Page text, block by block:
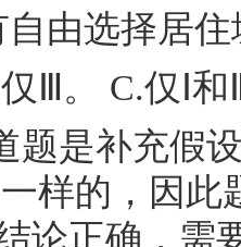
选择居住
。 C.仅Ⅰ和
是补充假设
样的，因
论正确，需